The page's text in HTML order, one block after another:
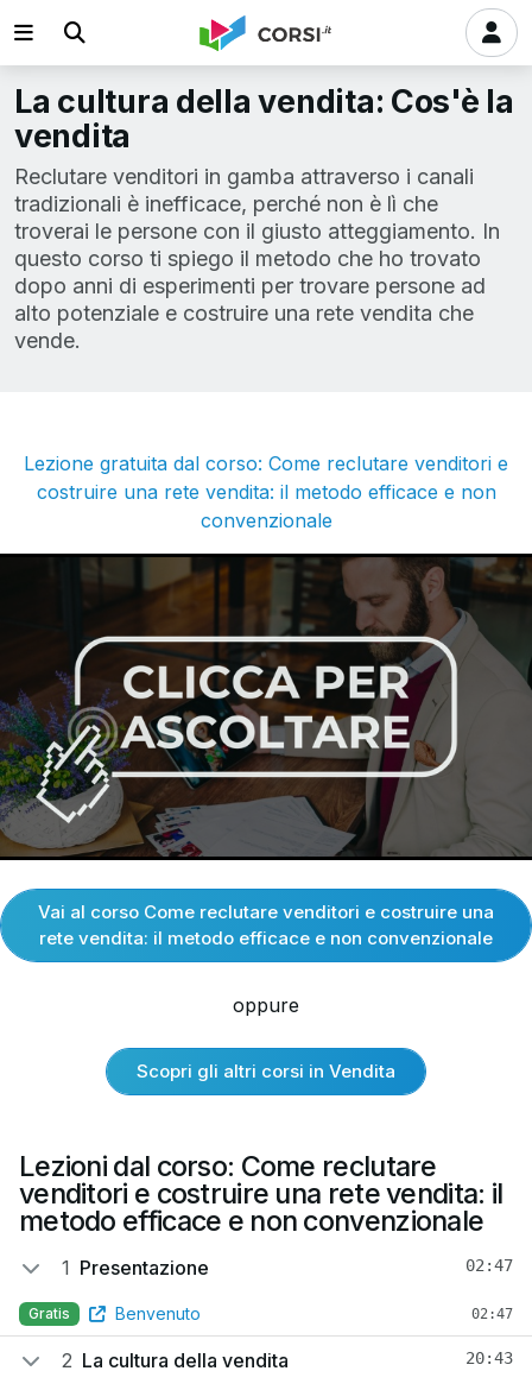
La cultura della vendita: Cos'è la
vendita
Reclutare venditori in gamba attraverso i canali
tradizionali è inefficace, perché non è lì che
troverai le persone con il giusto atteggiamento. In
questo corso ti spiego il metodo che ho trovato
dopo anni di esperimenti per trovare persone ad
alto potenziale e costruire una rete vendita che
vende.
Lezione gratuita dal corso: Come reclutare venditori e
costruire una rete vendita: il metodo efficace e non
convenzionale
Vai al corso Come reclutare venditori e costruire una
rete vendita: il metodo efficace e non convenzionale
oppure
Scopri gli altri corsi in Vendita
Lezioni dal corso: Come reclutare
venditori e costruire una rete vendita: il
metodo efficace e non convenzionale
1 Presentazione 02:47
Gratis Benvenuto 02:47
2 La cultura della vendita 20:43